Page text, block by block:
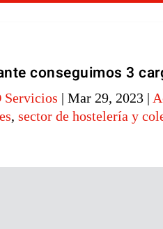
conseguimos 3
Servicios |Mar 29, 2023 |
, sector de hostelería y